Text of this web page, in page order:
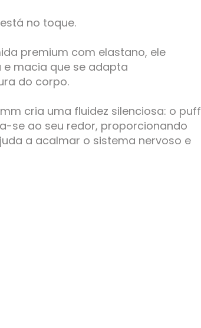
no toque.
premium com elastano, ele
macia que se adapta
do corpo.
cria uma fluidez silenciosa: o puff
se ao seu redor, proporcionando
a acalmar o sistema nervoso e